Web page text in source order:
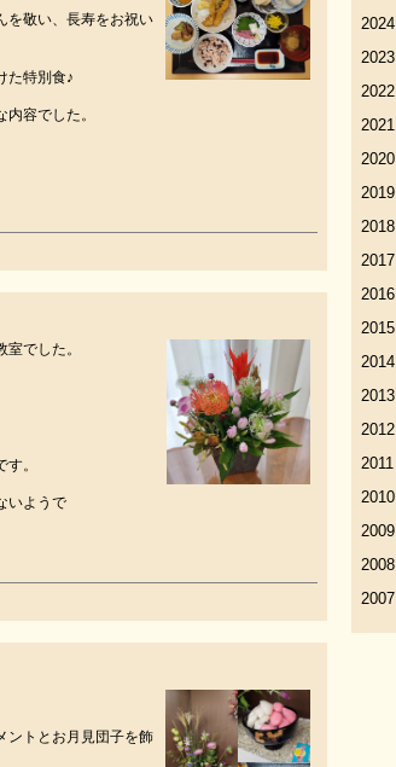
を敬い、長寿をお祝い
た特別食♪
容でした。
でした。
。
いようで
ントとお月見団子を飾
2024
2023
2022
2021
2020
2019
2018
2017
2016
2015
2014
2013
2012
2011
2010
2009
2008
2007